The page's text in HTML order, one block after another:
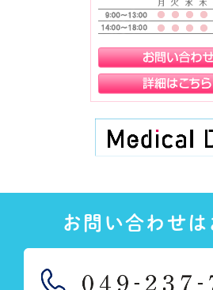
お問い合わせは